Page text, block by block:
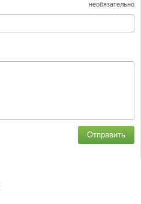
необязательно
Отправить